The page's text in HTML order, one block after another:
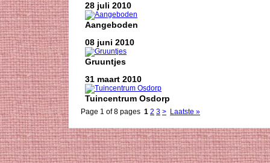
28 juli 2010
Aangeboden
08 juni 2010
Gruuntjes
31 maart 2010
Tuincentrum Osdorp
Page 1 of 8 pages 1 2 3 > Laatste »